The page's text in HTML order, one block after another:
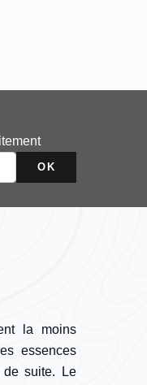
la moins
essences
de suite. Le